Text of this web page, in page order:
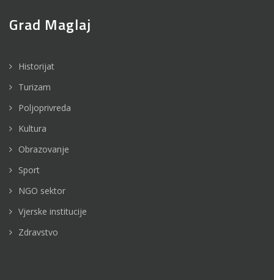
Grad Maglaj
Historijat
Turizam
Poljoprivreda
Kultura
Obrazovanje
Sport
NGO sektor
Vjerske institucije
Zdravstvo